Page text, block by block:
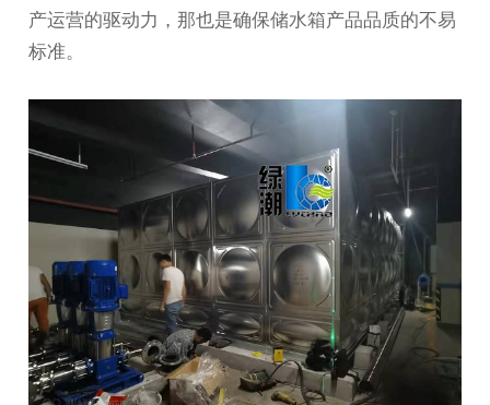
产运营的驱动力，那也是确保储水箱产品品质的不易
标准。